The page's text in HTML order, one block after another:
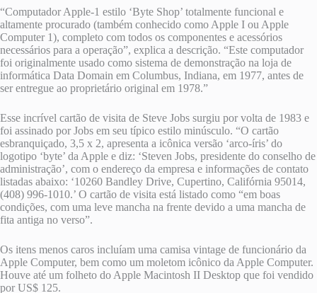
“Computador Apple-1 estilo ‘Byte Shop’ totalmente funcional e
altamente procurado (também conhecido como Apple I ou Apple
Computer 1), completo com todos os componentes e acessórios
necessários para a operação”, explica a descrição. “Este computador
foi originalmente usado como sistema de demonstração na loja de
informática Data Domain em Columbus, Indiana, em 1977, antes de
ser entregue ao proprietário original em 1978.”
Esse incrível cartão de visita de Steve Jobs surgiu por volta de 1983 e
foi assinado por Jobs em seu típico estilo minúsculo. “O cartão
esbranquiçado, 3,5 x 2, apresenta a icônica versão ‘arco-íris’ do
logotipo ‘byte’ da Apple e diz: ‘Steven Jobs, presidente do conselho de
administração’, com o endereço da empresa e informações de contato
listadas abaixo: ‘10260 Bandley Drive, Cupertino, Califórnia 95014,
(408) 996-1010.’ O cartão de visita está listado como “em boas
condições, com uma leve mancha na frente devido a uma mancha de
fita antiga no verso”.
Os itens menos caros incluíam uma camisa vintage de funcionário da
Apple Computer, bem como um moletom icônico da Apple Computer.
Houve até um folheto do Apple Macintosh II Desktop que foi vendido
por US$ 125.